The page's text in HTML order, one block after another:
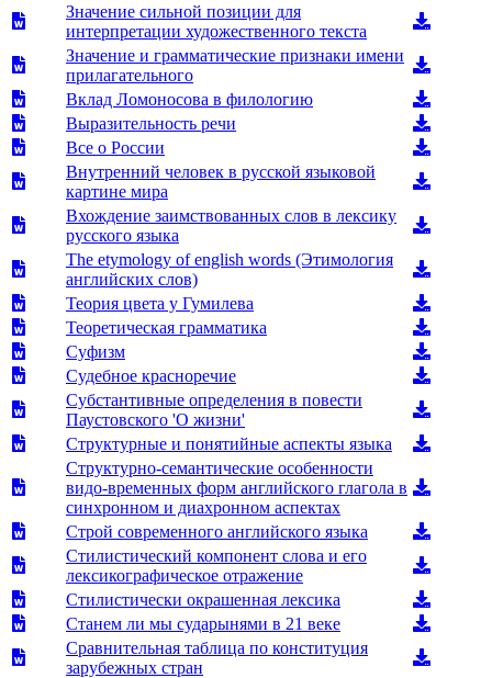
Значение сильной позиции для
интерпретации художественного текста
Значение и грамматические признаки имени
прилагательного
Вклад Ломоносова в филологию
Выразительность речи
Все о России
Внутренний человек в русской языковой
картине мира
Вхождение заимствованных слов в лексику
русского языка
The etymology of english words (Этимология
английских слов)
Теория цвета у Гумилева
Теоретическая грамматика
Суфизм
Судебное красноречие
Субстантивные определения в повести
Паустовского 'О жизни'
Структурные и понятийные аспекты языка
Структурно-семантические особенности
видо-временных форм английского глагола в
синхронном и диахронном аспектах
Строй современного английского языка
Стилистический компонент слова и его
лексикографическое отражение
Стилистически окрашенная лексика
Станем ли мы сударынями в 21 веке
Сравнительная таблица по конституция
зарубежных стран